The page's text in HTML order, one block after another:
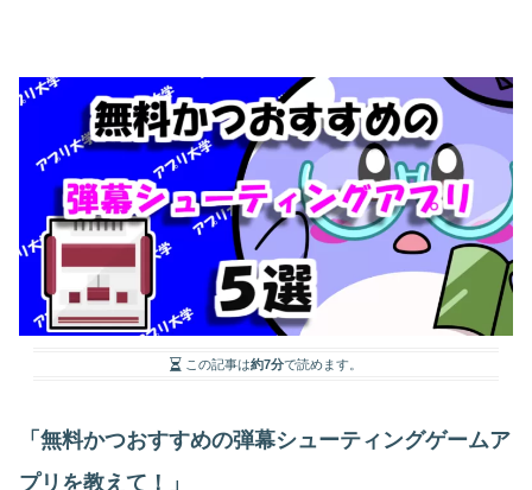
この記事は約7分で読めます。
「無料かつおすすめの弾幕シューティングゲームア
プリを教えて！」